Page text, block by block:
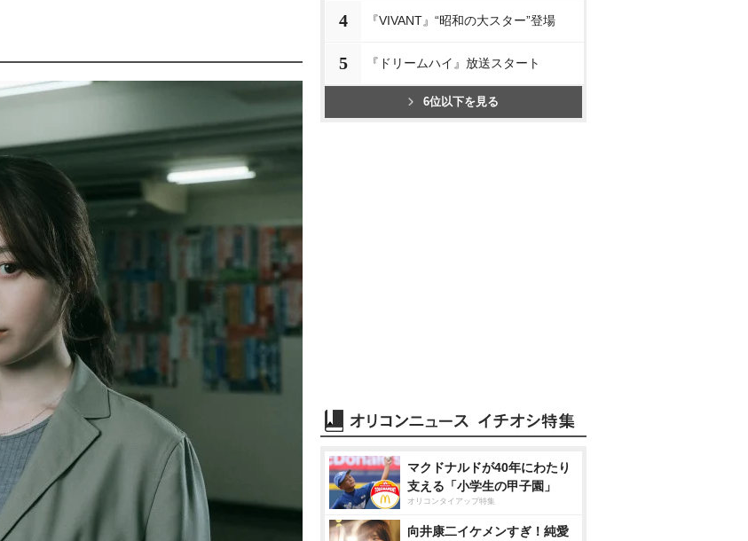
4 『VIVANT』“昭和の大スター”登場
5 『ドリームハイ』放送スタート
6位以下を見る
マクドナルドが40年にわたり
支える「小学生の甲子園」
オリコンタイアップ特集
向井康二イケメンすぎ！純愛